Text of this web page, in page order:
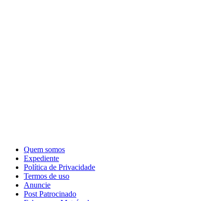
Quem somos
Expediente
Política de Privacidade
Termos de uso
Anuncie
Post Patrocinado